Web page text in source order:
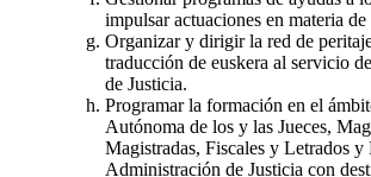
impulsar actuaciones en materia de
Organizar y dirigir la red de
traducción de euskera al servicio
de Justicia.
Programar la formación en el
Autónoma de los y las Jueces,
Magistradas, Fiscales y Letrados y
Administración de Justicia con